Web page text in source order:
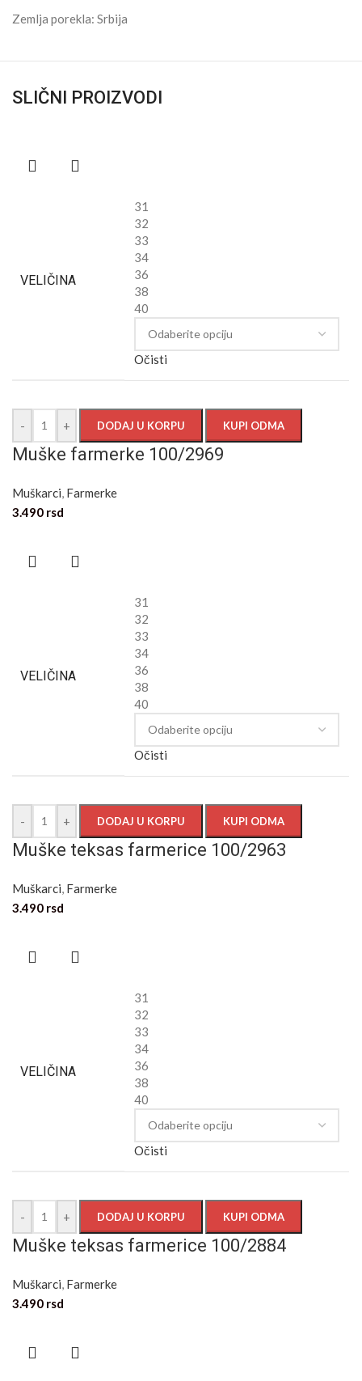
Zemlja porekla: Srbija
SLIČNI PROIZVODI
VELIČINA
31
32
33
34
36
38
40
Očisti
- + DODAJ U KORPU KUPI ODMA
Muške farmerke 100/2969
Muškarci, Farmerke
3.490 rsd
VELIČINA
31
32
33
34
36
38
40
Očisti
- + DODAJ U KORPU KUPI ODMA
Muške teksas farmerice 100/2963
Muškarci, Farmerke
3.490 rsd
VELIČINA
31
32
33
34
36
38
40
Očisti
- + DODAJ U KORPU KUPI ODMA
Muške teksas farmerice 100/2884
Muškarci, Farmerke
3.490 rsd